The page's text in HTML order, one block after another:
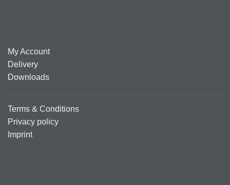
My Account
Delivery
Downloads
Terms & Conditions
Privacy policy
Imprint